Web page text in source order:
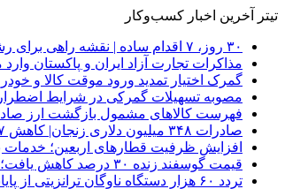
تیتر آخرین اخبار کسب‌وکار
۳۰ روز، ۷ اقدام ساده | نقشه راهی برای رشد یک کسب‌وکار اینترنتی
مذاکرات تجارت آزاد ایران و پاکستان
گمرک اختیار تمدید ورود موقت کالا و خودرو
مصوبه تسهیلات گمرکی در شرایط
فهرست کالاهای مشمول بازگشت ارز
صادرات ۳۴۸ میلیون دلاری زنجان| ‌کاهش ۱۷ درصدی واردات
افزایش ظرفیت قطارهای اربعین؛ خدمات
قیمت گوسفند زنده ۳۰ درصد کاهش یافت؛ گوشت ارزان نشد
تردد ۶۰ هزار دستگاه ناوگان ترانزیتی از پایانه‌های مرزی آذربایجان ‌غربی